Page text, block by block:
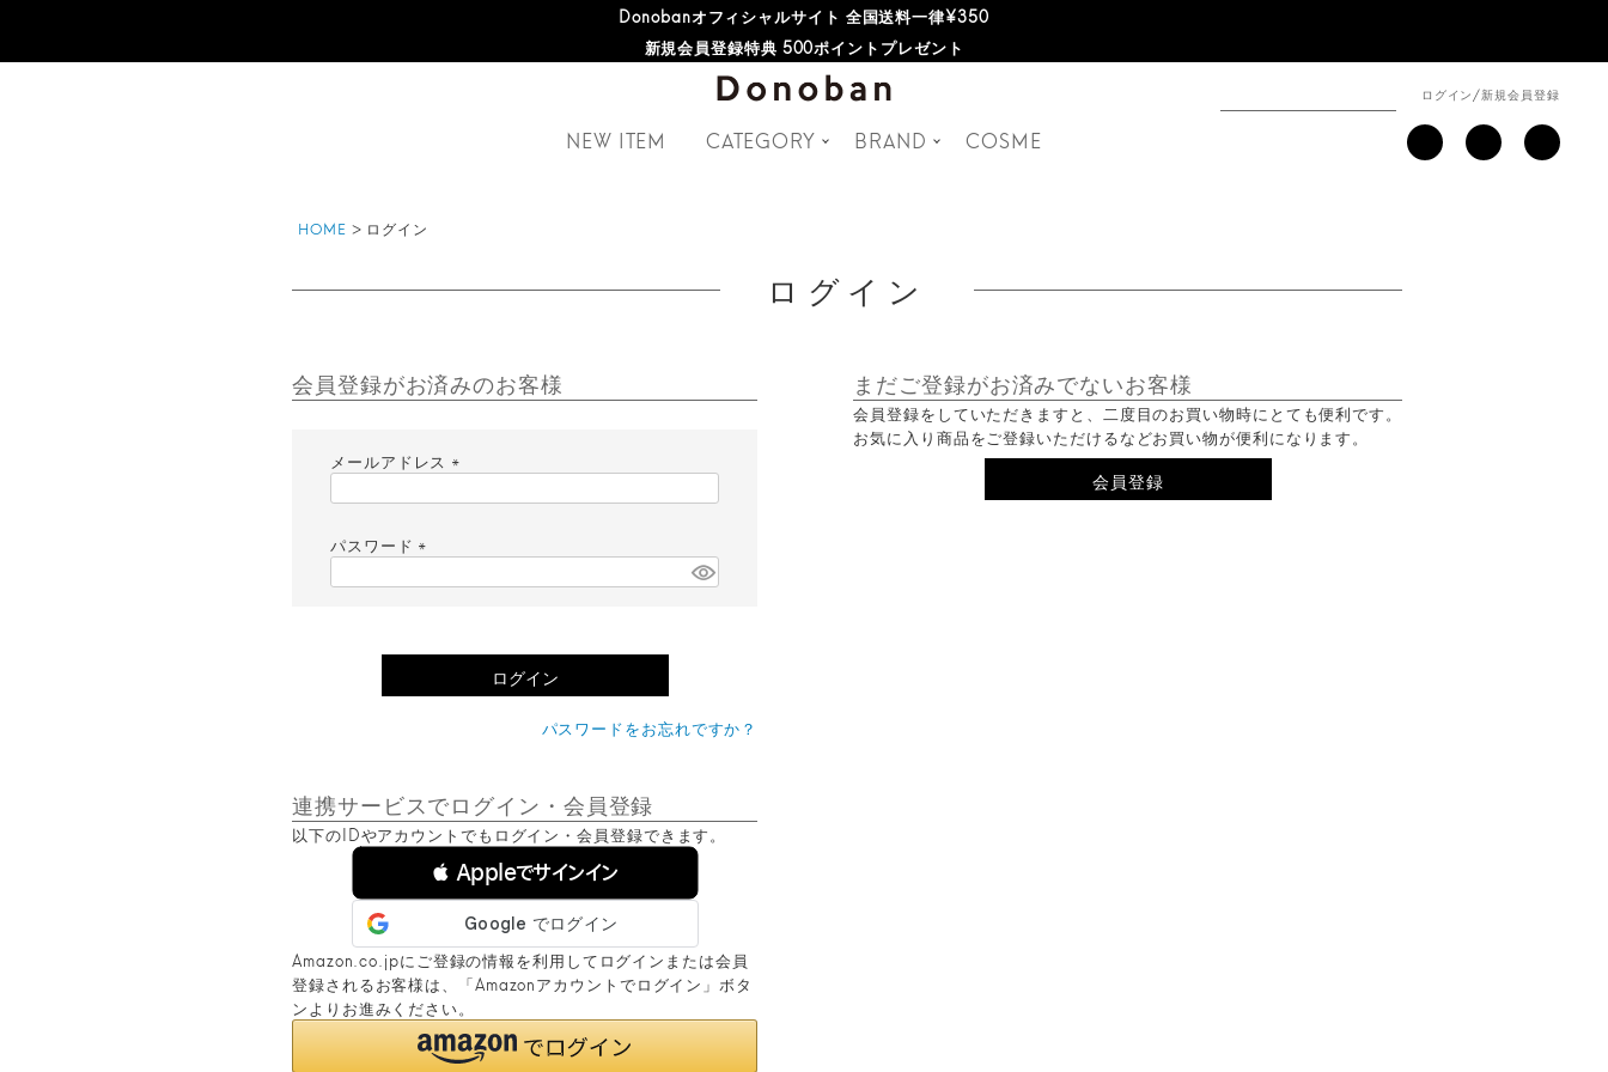
Donobanオフィシャルサイト 全国送料一律¥350
新規会員登録特典 500ポイントプレゼント
ログイン/新規会員登録
NEW ITEM CATEGORY BRAND COSME
HOME ログイン
ログイン
会員登録がお済みのお客様
メールアドレス
)
パスワード
ログイン
パスワードをお忘れですか？
連携サービスでログイン・会員登録
以下のIDやアカウントでもログイン・会員登録できます。
 Appleでサインイン
Amazon.co.jpにご登録の情報を利用してログインまたは会員
登録されるお客様は、「Amazonアカウントでログイン」ボタ
ンよりお進みください。
まだご登録がお済みでないお客様
会員登録をしていただきますと、二度目のお買い物時にとても便利です。
お気に入り商品をご登録いただけるなどお買い物が便利になります。
会員登録